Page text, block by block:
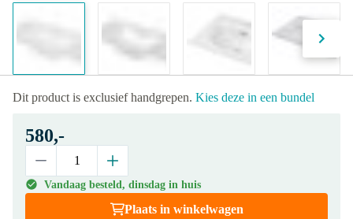
Dit product is exclusief handgrepen. Kies deze in een bundel
580,-
Vandaag besteld, dinsdag in huis
Plaats in winkelwagen